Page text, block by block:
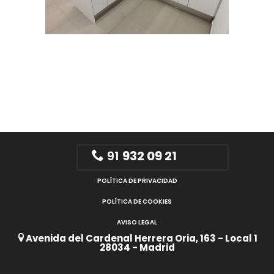
91 932 09 21
POLÍTICA DE PRIVACIDAD
POLÍTICA DE COOKIES
AVISO LEGAL
Avenida del Cardenal Herrera Oria, 163 - Local 1
28034 - Madrid